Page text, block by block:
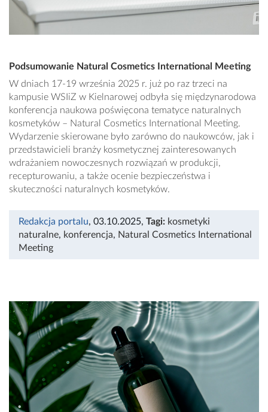
Podsumowanie Natural Cosmetics International Meeting
W dniach 17-19 września 2025 r. już po raz trzeci na
kampusie WSIiZ w Kielnarowej odbyła się międzynarodowa
konferencja naukowa poświęcona tematyce naturalnych
kosmetyków – Natural Cosmetics International Meeting.
Wydarzenie skierowane było zarówno do naukowców, jak i
przedstawicieli branży kosmetycznej zainteresowanych
wdrażaniem nowoczesnych rozwiązań w produkcji,
recepturowaniu, a także ocenie bezpieczeństwa i
skuteczności naturalnych kosmetyków.
Redakcja portalu, 03.10.2025, Tagi: kosmetyki
naturalne, konferencja, Natural Cosmetics International
Meeting